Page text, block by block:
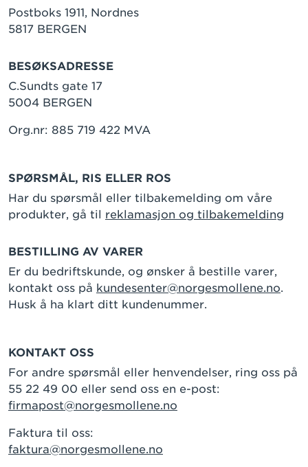
Postboks 1911, Nordnes
5817 BERGEN
BESØKSADRESSE
C.Sundts gate 17
5004 BERGEN
Org.nr: 885 719 422 MVA
SPØRSMÅL, RIS ELLER ROS
Har du spørsmål eller tilbakemelding om våre
produkter, gå til reklamasjon og tilbakemelding
BESTILLING AV VARER
Er du bedriftskunde, og ønsker å bestille varer,
kontakt oss på kundesenter@norgesmollene.no.
Husk å ha klart ditt kundenummer.
KONTAKT OSS
For andre spørsmål eller henvendelser, ring oss på
55 22 49 00 eller send oss en e-post:
firmapost@norgesmollene.no
Faktura til oss:
faktura@norgesmollene.no